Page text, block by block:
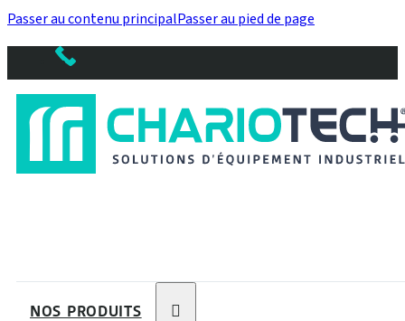
Passer au contenu principalPasser au pied de page
NOS PRODUITS